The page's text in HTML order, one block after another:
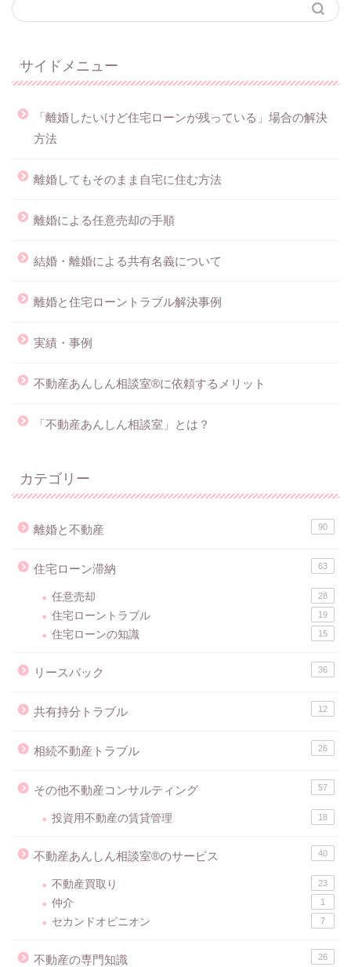
サイドメニュー
「離婚したいけど住宅ローンが残っている」場合の解決
方法
離婚してもそのまま自宅に住む方法
離婚による任意売却の手順
結婚・離婚による共有名義について
離婚と住宅ローントラブル解決事例
実績・事例
不動産あんしん相談室®に依頼するメリット
「不動産あんしん相談室」とは？
カテゴリー
離婚と不動産 90
住宅ローン滞納 63
任意売却 28
住宅ローントラブル 19
住宅ローンの知識 15
リースバック 36
共有持分トラブル 12
相続不動産トラブル 26
その他不動産コンサルティング 57
投資用不動産の賃貸管理 18
不動産あんしん相談室®のサービス 40
不動産買取り 23
仲介 1
セカンドオピニオン 7
不動産の専門知識 26